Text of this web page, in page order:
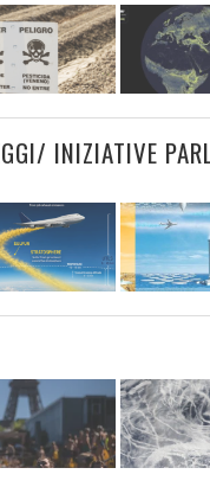
INIZIATIVE